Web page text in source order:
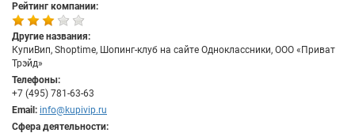
Рейтинг компании:
Другие названия:
КупиВип, Shoptime, Шопинг-клуб на сайте Одноклассники, ООО «Приват
Трэйд»
Телефоны:
+7 (495) 781-63-63
Email: info@kupivip.ru
Сфера деятельности: